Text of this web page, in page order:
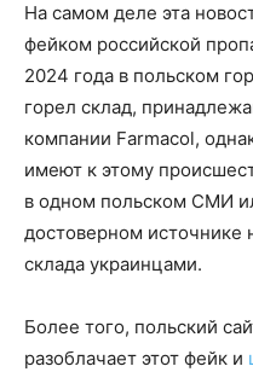
На самом деле эта
фейком российской
2024 года в польском
горел склад,
компании Farmacol,
имеют к этому
в одном польском СМИ
достоверном
склада украинцами.
Более того, польский
разоблачает этот фейк и